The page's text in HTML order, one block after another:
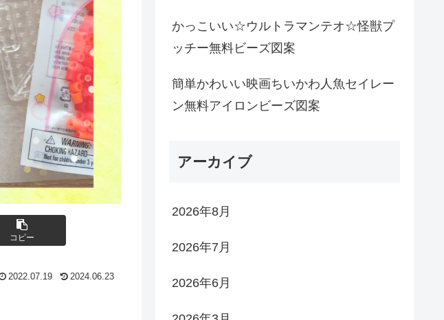
コピー
2022.07.19 2024.06.23
かっこいい☆ウルトラマンテオ☆怪獣プ
ッチー無料ビーズ図案
簡単かわいい映画ちいかわ人魚セイレー
ン無料アイロンビーズ図案
アーカイブ
2026年8月
2026年7月
2026年6月